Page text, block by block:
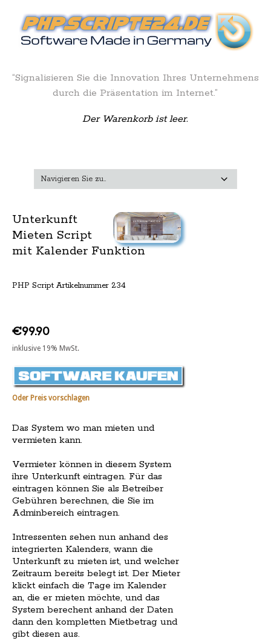
“Signalisieren Sie die Innovation Ihres Unternehmens
durch die Präsentation im Internet.”
Der Warenkorb ist leer.
Unterkunft
Mieten Script
mit Kalender Funktion
PHP Script Artikelnummer 234
€99.90
inklusive 19% MwSt.
Oder Preis vorschlagen
Das System wo man mieten und
vermieten kann.
Vermieter können in diesem System
ihre Unterkunft eintragen. Für das
eintragen können Sie als Betreiber
Gebühren berechnen, die Sie im
Adminbereich eintragen.
Intressenten sehen nun anhand des
integrierten Kalenders, wann die
Unterkunft zu mieten ist, und welcher
Zeitraum bereits belegt ist. Der Mieter
klickt einfach die Tage im Kalender
an, die er mieten möchte, und das
System berechent anhand der Daten
dann den kompletten Mietbetrag und
gibt diesen aus.